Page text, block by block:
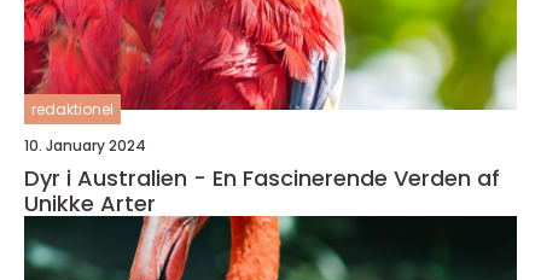
redaktionel
10. January 2024
Dyr i Australien - En Fascinerende Verden af
Unikke Arter